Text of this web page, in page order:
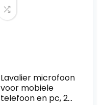
Lavalier microfoon
voor mobiele
telefoon en pc, 2M